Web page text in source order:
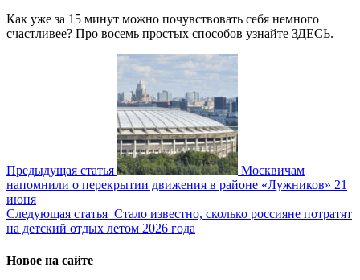
Как уже за 15 минут можно почувствовать себя немного
счастливее? Про восемь простых способов узнайте ЗДЕСЬ.
Предыдущая статья
Москвичам
напомнили о перекрытии движения в районе «Лужников» 21
июня
Следующая статья Стало известно, сколько россияне потратят
на детский отдых летом 2026 года
Новое на сайте